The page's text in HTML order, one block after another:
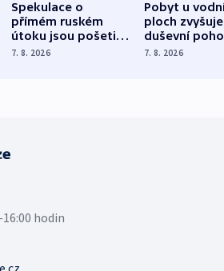
Spekulace o
přímém ruském
útoku jsou pošetilé,
míní estonský
7. 8. 2026
Pobyt u
ploch zvyšuje
duševní
ukázala
7. 8. 2026
hodin